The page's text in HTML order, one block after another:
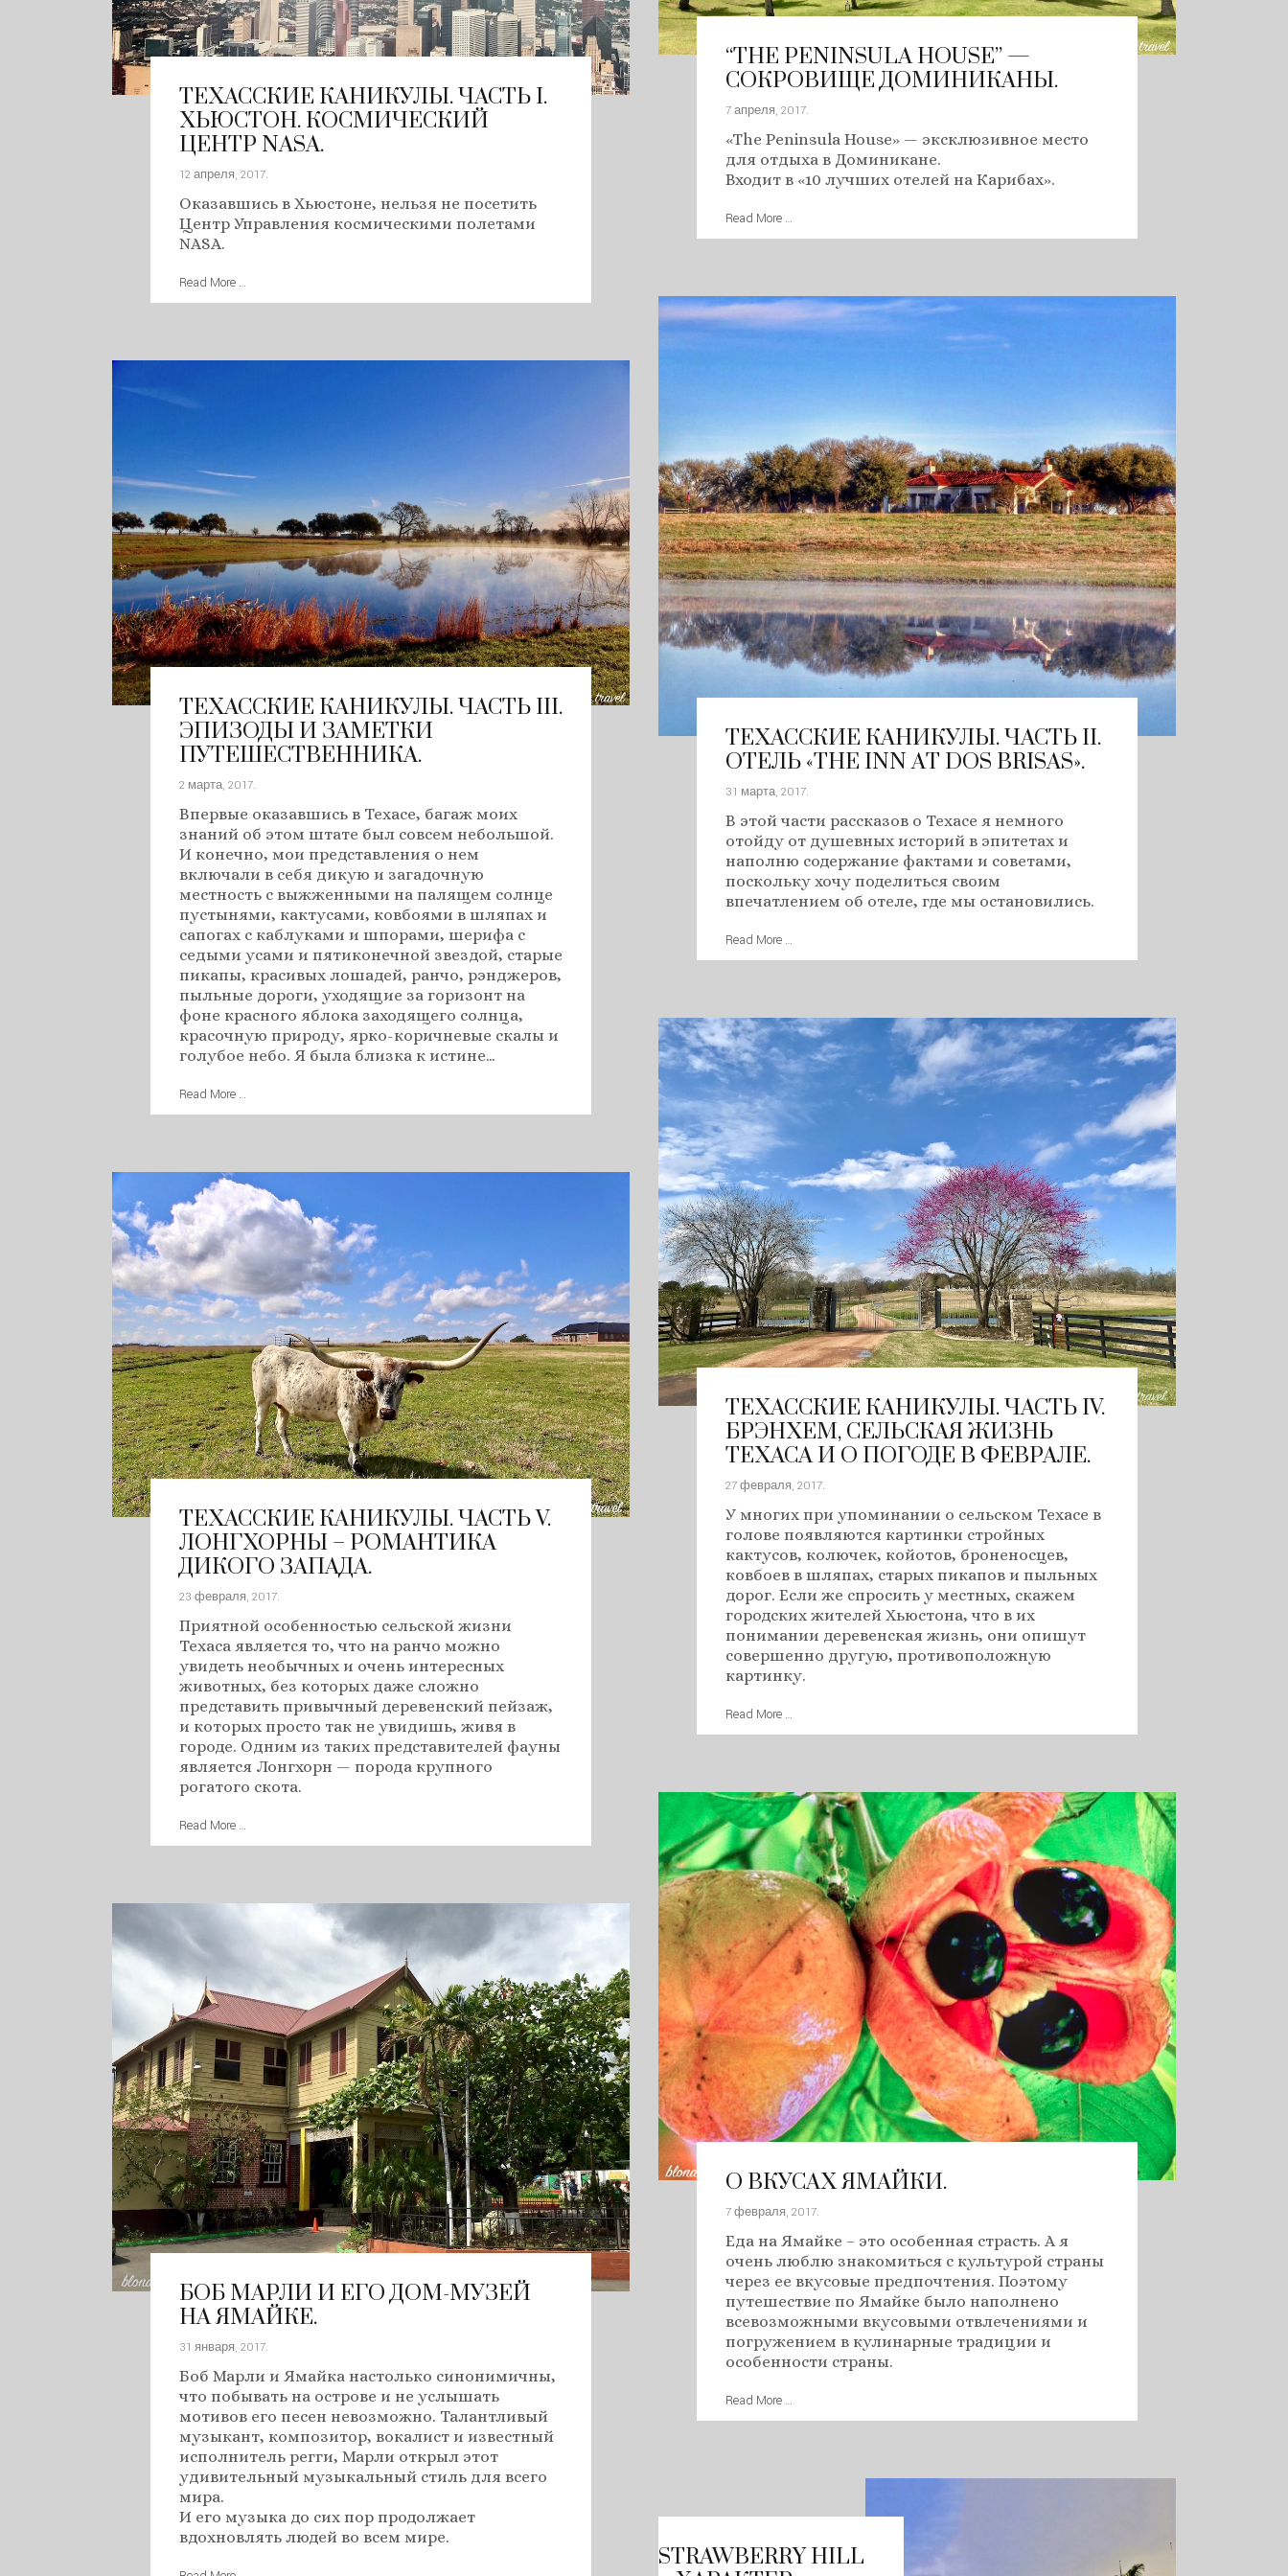
ТЕХАССКИЕ КАНИКУЛЫ. ЧАСТЬ I.
ХЬЮСТОН. КОСМИЧЕСКИЙ
ЦЕНТР NASA.
12 апреля, 2017.
Оказавшись в Хьюстоне, нельзя не посетить
Центр Управления космическими полетами
NASA.
Read More …
“THE PENINSULA HOUSE” —
СОКРОВИЩЕ ДОМИНИКАНЫ.
7 апреля, 2017.
«The Peninsula House» — эксклюзивное место
для отдыха в Доминикане.
Входит в «10 лучших отелей на Карибах».
Read More …
ТЕХАССКИЕ КАНИКУЛЫ. ЧАСТЬ II.
ОТЕЛЬ «THE INN АT DOS BRISAS».
31 марта, 2017.
В этой части рассказов о Техасе я немного
отойду от душевных историй в эпитетах и
наполню содержание фактами и советами,
поскольку хочу поделиться своим
впечатлением об отеле, где мы остановились.
Read More …
ТЕХАССКИЕ КАНИКУЛЫ. ЧАСТЬ III.
ЭПИЗОДЫ И ЗАМЕТКИ
ПУТЕШЕСТВЕННИКА.
2 марта, 2017.
Впервые оказавшись в Техасе, багаж моих
знаний об этом штате был совсем небольшой.
И конечно, мои представления о нем
включали в себя дикую и загадочную
местность с выжженными на палящем солнце
пустынями, кактусами, ковбоями в шляпах и
сапогах с каблуками и шпорами, шерифа с
седыми усами и пятиконечной звездой, старые
пикапы, красивых лошадей, ранчо, рэнджеров,
пыльные дороги, уходящие за горизонт на
фоне красного яблока заходящего солнца,
красочную природу, ярко-коричневые скалы и
голубое небо. Я была близка к истине…
Read More …
ТЕХАССКИЕ КАНИКУЛЫ. ЧАСТЬ IV.
БРЭНХЕМ, СЕЛЬСКАЯ ЖИЗНЬ
ТЕХАСА И О ПОГОДЕ В ФЕВРАЛЕ.
27 февраля, 2017.
У многих при упоминании о сельском Техасе в
голове появляются картинки стройных
кактусов, колючек, койотов, броненосцев,
ковбоев в шляпах, старых пикапов и пыльных
дорог. Если же спросить у местных, скажем
городских жителей Хьюстона, что в их
понимании деревенская жизнь, они опишут
совершенно другую, противоположную
картинку.
Read More …
ТЕХАССКИЕ КАНИКУЛЫ. ЧАСТЬ V.
ЛОНГХОРНЫ – РОМАНТИКА
ДИКОГО ЗАПАДА.
23 февраля, 2017.
Приятной особенностью сельской жизни
Техаса является то, что на ранчо можно
увидеть необычных и очень интересных
животных, без которых даже сложно
представить привычный деревенский пейзаж,
и которых просто так не увидишь, живя в
городе. Одним из таких представителей фауны
является Лонгхорн — порода крупного
рогатого скота.
Read More …
О ВКУСАХ ЯМАЙКИ.
7 февраля, 2017.
Еда на Ямайке – это особенная страсть. А я
очень люблю знакомиться с культурой страны
через ее вкусовые предпочтения. Поэтому
путешествие по Ямайке было наполнено
всевозможными вкусовыми отвлечениями и
погружением в кулинарные традиции и
особенности страны.
Read More …
БОБ МАРЛИ И ЕГО ДОМ-МУЗЕЙ
НА ЯМАЙКЕ.
31 января, 2017.
Боб Марли и Ямайка настолько синонимичны,
что побывать на острове и не услышать
мотивов его песен невозможно. Талантливый
музыкант, композитор, вокалист и известный
исполнитель регги, Марли открыл этот
удивительный музыкальный стиль для всего
мира.
И его музыка до сих пор продолжает
вдохновлять людей во всем мире.
STRAWBERRY HILL